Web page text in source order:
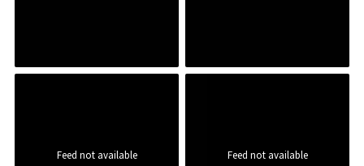
Feed not available Feed not available